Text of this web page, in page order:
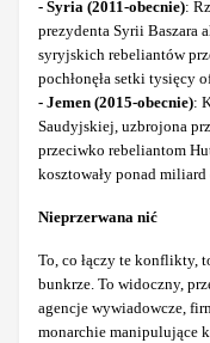
- Syria (2011-obecnie):
prezydenta Syrii Baszara
syryjskich rebeliantów
pochłonęła setki tysięcy
- Jemen (2015-obecnie):
Saudyjskiej, uzbrojona
przeciwko rebeliantom
kosztowały ponad
Nieprzerwana nić
To, co łączy te konflikty,
bunkrze. To widoczny,
agencje wywiadowcze,
monarchie manipulujące